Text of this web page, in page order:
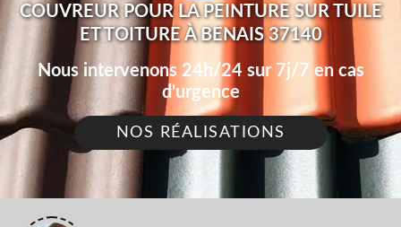
COUVREUR POUR LA PEINTURE SUR TUILE
ET TOITURE À BENAIS 37140
Nous intervenons 24h/24 sur 7j/7 en cas
d'urgence
NOS RÉALISATIONS